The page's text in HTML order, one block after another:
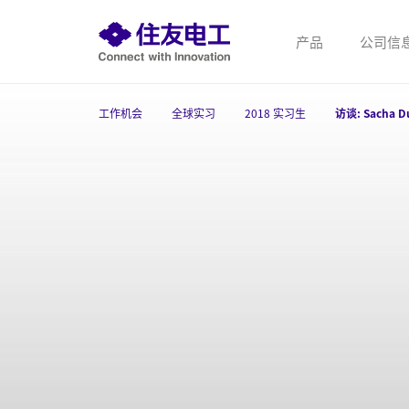
产品 公司信
工作机会 全球实习 2018 实习生 访谈: Sacha